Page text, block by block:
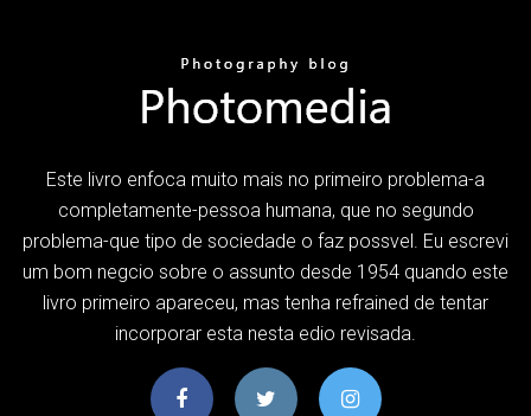
Este livro enfoca muito mais no primeiro problema-a
completamente-pessoa humana, que no segundo
problema-que tipo de sociedade o faz possvel. Eu escrevi
um bom negcio sobre o assunto desde 1954 quando este
livro primeiro apareceu, mas tenha refrained de tentar
incorporar esta nesta edio revisada.